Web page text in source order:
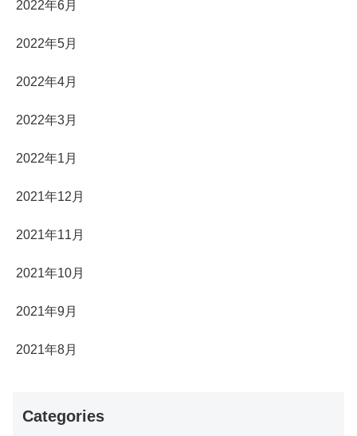
2022年6月
2022年5月
2022年4月
2022年3月
2022年1月
2021年12月
2021年11月
2021年10月
2021年9月
2021年8月
Categories